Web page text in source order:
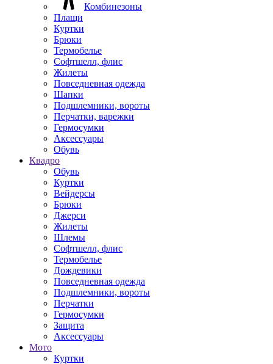
Комбинезоны
Плащи
Куртки
Брюки
Термобелье
Софтшелл, флис
Жилеты
Повседневная одежда
Шапки
Подшлемники, вороты
Перчатки, варежки
Гермосумки
Аксессуары
Обувь
Квадро
Обувь
Куртки
Вейдерсы
Брюки
Джерси
Жилеты
Шлемы
Софтшелл, флис
Термобелье
Дождевики
Повседневная одежда
Подшлемники, вороты
Перчатки
Гермосумки
Защита
Аксессуары
Мото
Куртки